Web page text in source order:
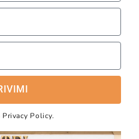
Privacy Policy.